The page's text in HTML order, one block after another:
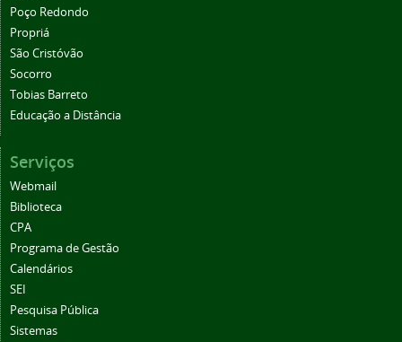
Poço Redondo
Propriá
São Cristóvão
Socorro
Tobias Barreto
Educação a Distância
Serviços
Webmail
Biblioteca
CPA
Programa de Gestão
Calendários
SEI
Pesquisa Pública
Sistemas